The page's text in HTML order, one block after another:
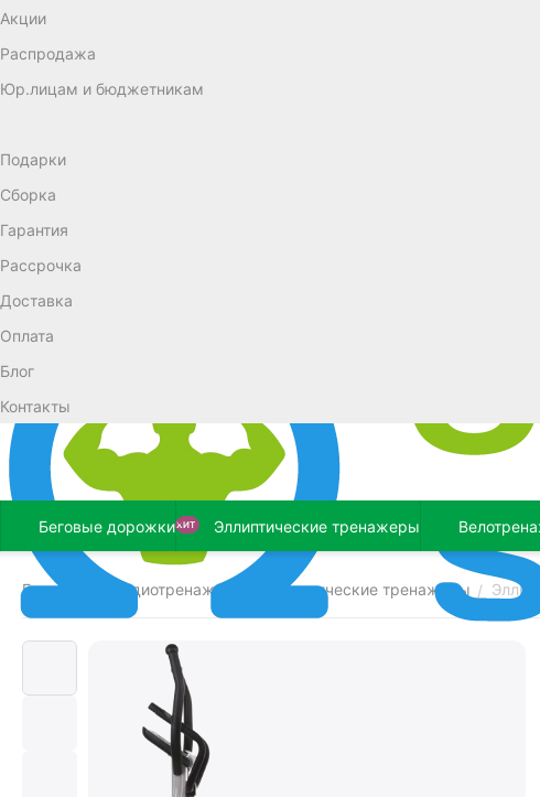
Акции
Распродажа
Юр.лицам и бюджетникам
Подарки
Сборка
Гарантия
Рассрочка
Доставка
Оплата
Блог
Контакты
Беговые дорожкиХИТ Эллиптические тренажеры
Главная Кардиотренажеры Эллиптические тренажеры /